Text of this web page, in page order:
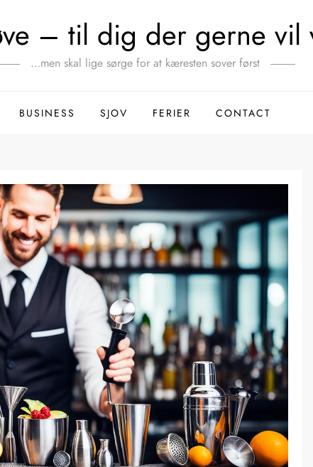
– til dig der gerne
…men skal lige sørge for at kæresten sover først
BUSINESS SJOV FERIER CONTACT